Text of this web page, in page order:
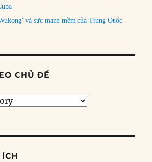
và sức mạnh mềm của Trung Quốc
CHỦ ĐỀ